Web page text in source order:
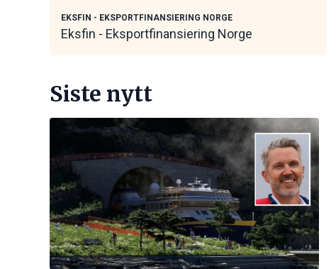
EKSFIN - EKSPORTFINANSIERING NORGE
Eksfin - Eksportfinansiering Norge
Siste nytt